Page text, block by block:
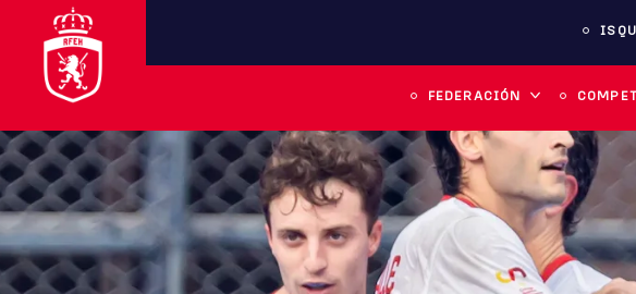
FEDERACIÓN